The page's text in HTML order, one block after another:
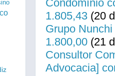
Condomínio
1.805,43 (20
Grupo
1.800,00 (21
Consultor
Advocacia]